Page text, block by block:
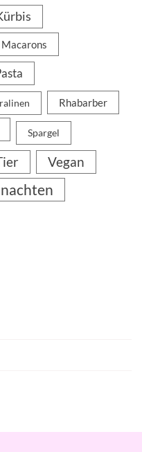
Macarons
Rhabarber
Spargel
Vegan